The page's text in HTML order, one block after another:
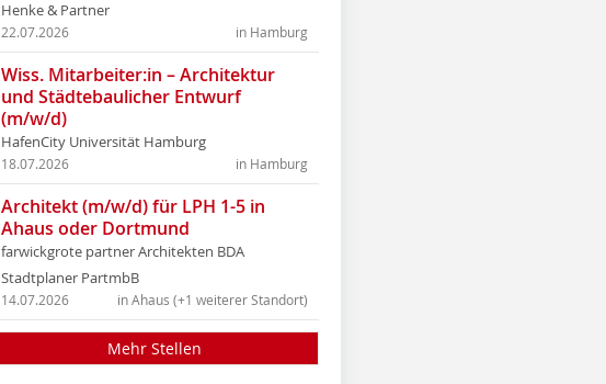
Henke & Partner
in Hamburg
22.07.2026
Wiss. Mitarbeiter:in – Architektur
und Städtebaulicher Entwurf
(m/w/d)
HafenCity Universität Hamburg
in Hamburg
18.07.2026
Architekt (m/w/d) für LPH 1-5 in
Ahaus oder Dortmund
farwickgrote partner Architekten BDA
Stadtplaner PartmbB
in Ahaus (+1 weiterer Standort)
14.07.2026
Mehr Stellen